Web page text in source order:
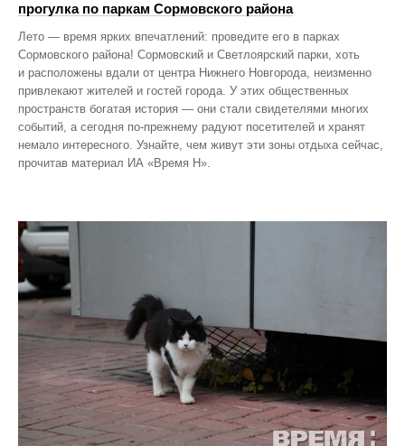
прогулка по паркам Сормовского района
Лето — время ярких впечатлений: проведите его в парках
Сормовского района! Сормовский и Светлоярский парки, хоть
и расположены вдали от центра Нижнего Новгорода, неизменно
привлекают жителей и гостей города. У этих общественных
пространств богатая история — они стали свидетелями многих
событий, а сегодня по‑прежнему радуют посетителей и хранят
немало интересного. Узнайте, чем живут эти зоны отдыха сейчас,
прочитав материал ИА «Время Н».